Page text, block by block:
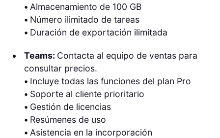
• Almacenamiento de 100 GB
• Número ilimitado de tareas
• Duración de exportación ilimitada
Teams: Contacta al equipo de ventas para
consultar precios.
• Incluye todas las funciones del plan Pro
• Soporte al cliente prioritario
• Gestión de licencias
• Resúmenes de uso
• Asistencia en la incorporación